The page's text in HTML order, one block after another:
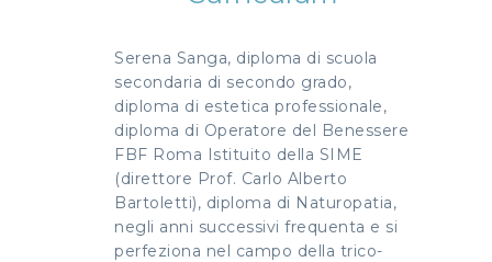
Serena Sanga, diploma di scuola
secondaria di secondo grado,
diploma di estetica professionale,
diploma di Operatore del Benessere
FBF Roma Istituito della SIME
(direttore Prof. Carlo Alberto
Bartoletti), diploma di Naturopatia,
negli anni successivi frequenta e si
perfeziona nel campo della trico-